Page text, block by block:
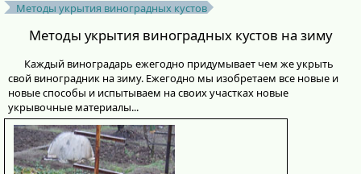
Методы укрытия виноградных кустов
Методы укрытия виноградных кустов на зиму
Каждый виноградарь ежегодно придумывает чем же укрыть
свой виноградник на зиму. Ежегодно мы изобретаем все новые и
новые способы и испытываем на своих участках новые
укрывочные материалы...